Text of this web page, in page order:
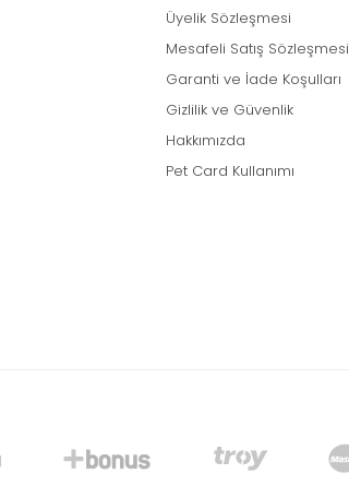
Üyelik Sözleşmesi
Mesafeli Satış Sözleşmesi
Garanti ve İade Koşulları
Gizlilik ve Güvenlik
Hakkımızda
Pet Card Kullanımı